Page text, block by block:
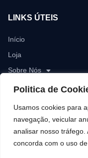
Politica de
Usamos cookies para
navegação, veicular
analisar nosso tráfego.
concorda com o uso de
LINKS ÚTEIS
Início
Loja
Sobre Nós
Blog